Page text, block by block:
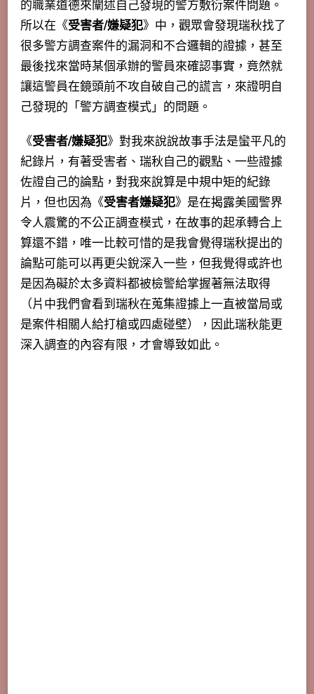
的職業道德來闡述自己發現的警方敷衍案件問題。
所以在《受害者/嫌疑犯》中，觀眾會發現瑞秋找了
很多警方調查案件的漏洞和不合邏輯的證據，甚至
最後找來當時某個承辦的警員來確認事實，竟然就
讓這警員在鏡頭前不攻自破自己的謊言，來證明自
己發現的「警方調查模式」的問題。
《受害者/嫌疑犯》對我來說說故事手法是蠻平凡的
紀錄片，有著受害者、瑞秋自己的觀點、一些證據
佐證自己的論點，對我來說算是中規中矩的紀錄
片，但也因為《受害者嫌疑犯》是在揭露美國警界
令人震驚的不公正調查模式，在故事的起承轉合上
算還不錯，唯一比較可惜的是我會覺得瑞秋提出的
論點可能可以再更尖銳深入一些，但我覺得或許也
是因為礙於太多資料都被檢警給掌握著無法取得
（片中我們會看到瑞秋在蒐集證據上一直被當局或
是案件相關人給打槍或四處碰壁），因此瑞秋能更
深入調查的內容有限，才會導致如此。